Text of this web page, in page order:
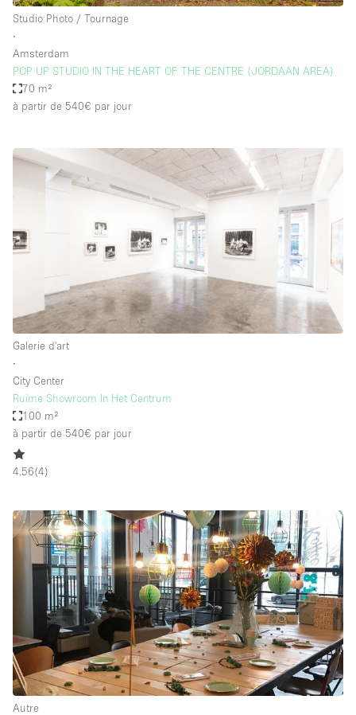
Studio Photo / Tournage
∙
Amsterdam
POP UP STUDIO IN THE HEART OF THE CENTRE (JORDAAN AREA)
70 m²
à partir de 540€ par jour
Galerie d'art
∙
City Center
Ruime Showroom In Het Centrum
100 m²
à partir de 540€ par jour
4.56(4)
Autre